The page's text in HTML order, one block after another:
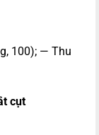
100); — Thu
cụt